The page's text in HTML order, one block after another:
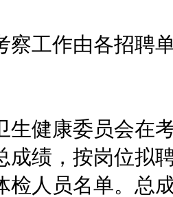
工作由各招聘单
健康委员会在考
成绩，按岗位拟
检人员名单。总